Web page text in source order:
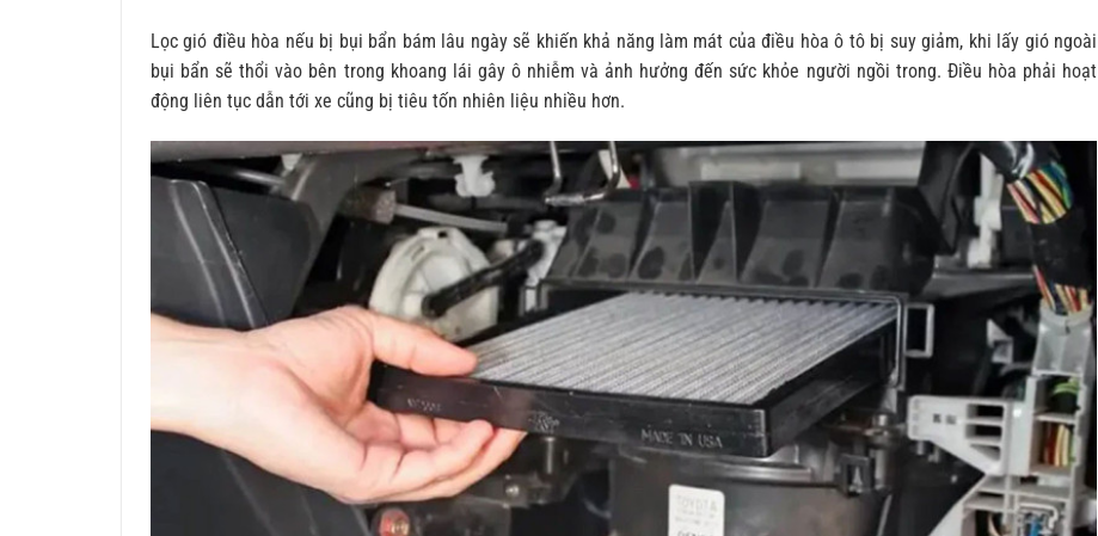
Lọc gió điều hòa nếu bị bụi bẩn bám lâu ngày sẽ khiến khả năng làm mát của điều hòa ô tô bị suy giảm, khi lấy gió ngoài
bụi bẩn sẽ thổi vào bên trong khoang lái gây ô nhiễm và ảnh hưởng đến sức khỏe người ngồi trong. Điều hòa phải hoạt
động liên tục dẫn tới xe cũng bị tiêu tốn nhiên liệu nhiều hơn.